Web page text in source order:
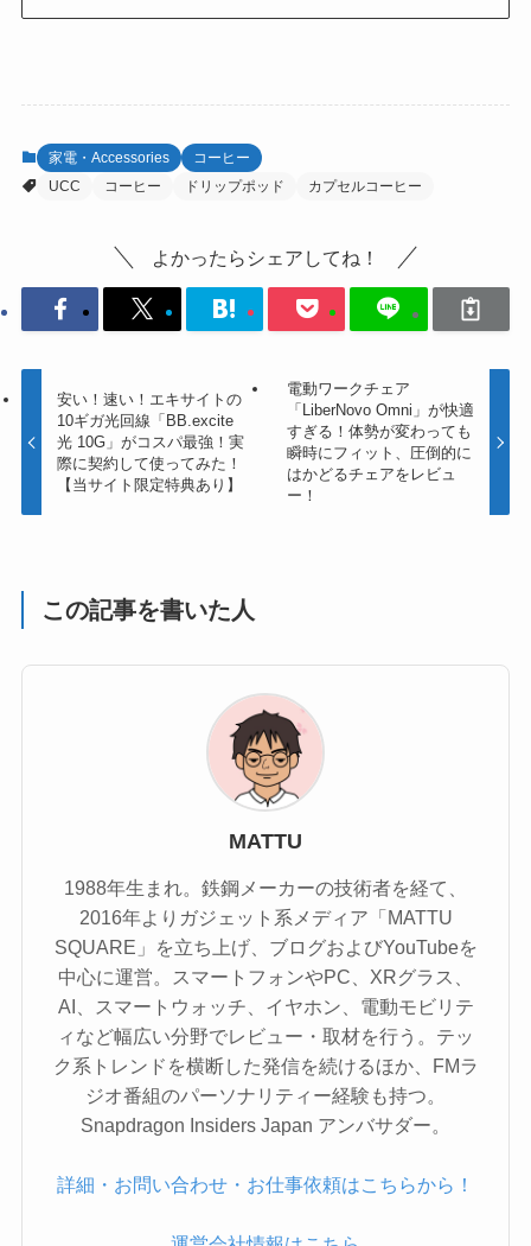
家電・Accessories
コーヒー
UCC
コーヒー ドリップポッド カプセルコーヒー
よかったらシェアしてね！
安い！速い！エキサイトの
10ギガ光回線「BB.excite
光 10G」がコスパ最強！実
際に契約して使ってみた！
【当サイト限定特典あり】
電動ワークチェア
「LiberNovo Omni」が快適
すぎる！体勢が変わっても
瞬時にフィット、圧倒的に
はかどるチェアをレビュ
ー！
この記事を書いた人
MATTU
1988年生まれ。鉄鋼メーカーの技術者を経て、
2016年よりガジェット系メディア「MATTU
SQUARE」を立ち上げ、ブログおよびYouTubeを
中心に運営。スマートフォンやPC、XRグラス、
AI、スマートウォッチ、イヤホン、電動モビリテ
ィなど幅広い分野でレビュー・取材を行う。テッ
ク系トレンドを横断した発信を続けるほか、FMラ
ジオ番組のパーソナリティー経験も持つ。
Snapdragon Insiders Japan アンバサダー。
詳細・お問い合わせ・お仕事依頼はこちらから！